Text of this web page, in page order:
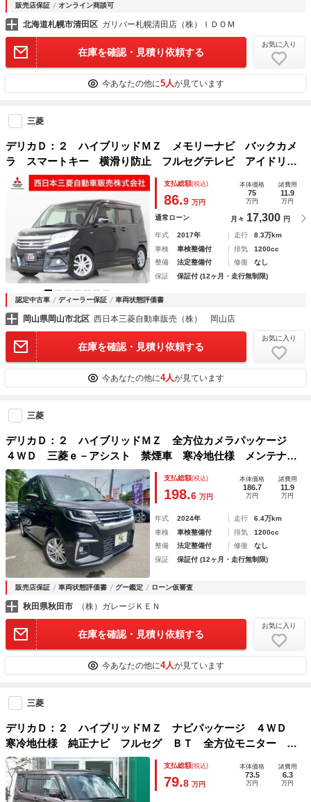
販売店保証 オンライン商談可
北海道札幌市清田区 ガリバー札幌清田店（株）ＩＤＯＭ
在庫を確認・見積り依頼する
お気に入り
今あなたの他に5人が見ています
三菱
デリカＤ：２ ハイブリッドＭＺ メモリーナビ バックカメ
ラ スマートキー 横滑り防止 フルセグテレビ アイドリン
グＳＴＯＰ クルコン メモリーナビ スマートキー＆プッシ
ュスタート オートエアコン アルミ シートヒーター ＴＶ
支払総額(税込)
86.9 万円
本体価格
75
万円
諸費用
11.9
万円
通常ローン 月々 17,300 円
年式 2017年 走行
8.3万km
車検
車検整備付 排気
1200cc
整備
法定整備付 修復
なし
保証
保証付 (12ヶ月・走行無制限)
認定中古車 ディーラー保証 車両状態評価書
岡山県岡山市北区 西日本三菱自動車販売（株） 岡山店
在庫を確認・見積り依頼する
お気に入り
今あなたの他に4人が見ています
三菱
デリカＤ：２ ハイブリッドＭＺ 全方位カメラパッケージ
４ＷＤ 三菱ｅ－アシスト 禁煙車 寒冷地仕様 メンテナン
スノート スマートキー２個 レーダークルーズコントロー
ル レーンキープアシスト 両側電動スライドドア ヘッドア
ップディスプレイ 標識認識機能
支払総額(税込)
198.6 万円
本体価格
186.7
万円
諸費用
11.9
万円
年式 2024年 走行
6.4万km
車検
車検整備付 排気
1200cc
整備
法定整備付 修復
なし
保証
保証付 (12ヶ月・走行無制限)
販売店保証 車両状態評価書 グー鑑定 ローン仮審査
秋田県秋田市 （株）ガレージＫＥＮ
在庫を確認・見積り依頼する
お気に入り
今あなたの他に4人が見ています
三菱
デリカＤ：２ ハイブリッドＭＺ ナビパッケージ ４ＷＤ
寒冷地仕様 純正ナビ フルセグ ＢＴ 全方位モニター 両
側パワースライドドア 前席シートヒーター 衝突軽減ブレー
キ 車線逸脱警報 クルーズコントロール ＨＩＤライト フ
ォグランプ 純正１５ＡＷ
支払総額(税込)
79.8 万円
本体価格
73.5
万円
諸費用
6.3
万円